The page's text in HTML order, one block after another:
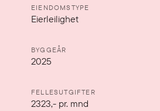
EIENDOMSTYPE
Eierleilighet
BYGGEÅR
2025
FELLESUTGIFTER
2323,- pr. mnd